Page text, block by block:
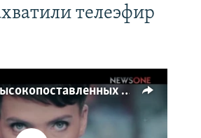
телеэфир
Страна самых высокопоставленных телеведущих. Почему политики захватили телеэфир Украины